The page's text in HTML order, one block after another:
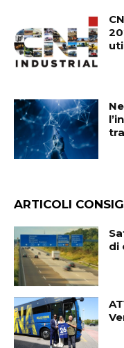
ARTICOLI
di